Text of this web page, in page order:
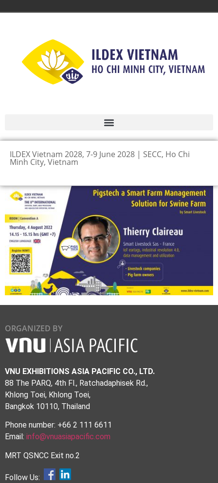
ILDEX Vietnam 2028, 7-9 June 2028 | SECC, Ho Chi
Minh City, Vietnam
ORGANIZED BY
VNU EXHIBITIONS ASIA PACIFIC CO., LTD.
88 The PARQ, 4th Fl., Ratchadaphisek Rd.,
Khlong Toei, Khlong Toei,
Bangkok 10110, Thailand
Phone number: +66 2 111 6611
Email: info@vnuasiapacific.com
MRT QSNCC Exit no.2
Follow Us: